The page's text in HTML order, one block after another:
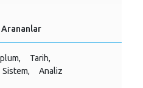
Arananlar
Tarih,
Sistem, Analiz